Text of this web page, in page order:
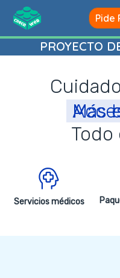
Saltar
contenido
creceweb
Pide
PROYECTO
Más
Más
Todo
Servicios médicos